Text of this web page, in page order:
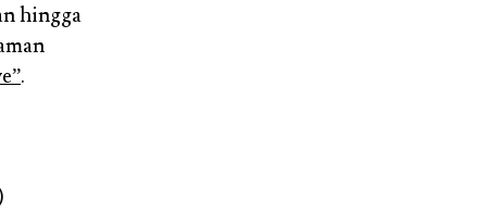
hingga
.